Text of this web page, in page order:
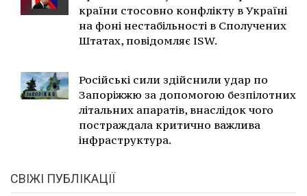
країни стосовно конфлікту в Україні
на фоні нестабільності в Сполучених
Штатах, повідомляє ISW.
Російські сили здійснили удар по
Запоріжжю за допомогою безпілотних
літальних апаратів, внаслідок чого
постраждала критично важлива
інфраструктура.
СВІЖІ ПУБЛІКАЦІЇ